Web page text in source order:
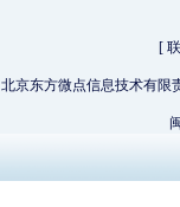
[
北京东方微点信息技术有限